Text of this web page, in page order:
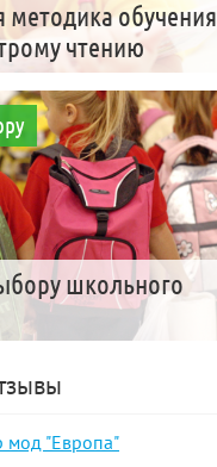
методика обучения
чтению
школьного
мод "Европа"